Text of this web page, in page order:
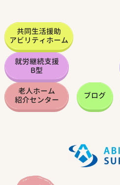
共同生活援助
アビリティホーム
就労継続支援
B型
老人ホーム
紹介センター
ブログ